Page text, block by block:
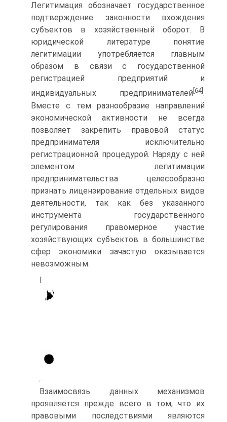
Легитимация обозначает государственное
подтверждение законности вхождения
субъектов в хозяйственный оборот. В
юридической литературе понятие
легитимации употребляется главным
образом в связи с государственной
регистрацией предприятий и
индивидуальных предпринимателей [64].
Вместе с тем разнообразие направлений
экономической активности не всегда
позволяет закрепить правовой статус
предпринимателя исключительно
регистрационной процедурой. Наряду с ней
элементом легитимации
предпринимательства целесообразно
признать лицензирование отдельных видов
деятельности, так как без указанного
инструмента государственного
регулирования правомерное участие
хозяйствующих субъектов в большинстве
сфер экономики зачастую оказывается
невозможным.
І
Взаимосвязь данных механизмов
проявляется прежде всего в том, что их
правовыми последствиями являются